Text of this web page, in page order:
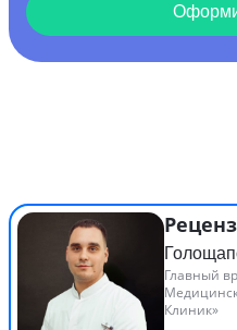
Главный
Клиник»